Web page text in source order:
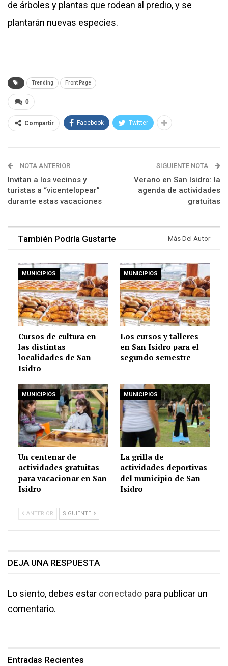
de árboles y plantas que rodean al predio, y se
plantarán nuevas especies.
Trending Front Page
0
Compartir Facebook Twitter
NOTA ANTERIOR
Invitan a los vecinos y
turistas a “vicentelopear”
durante estas vacaciones
SIGUIENTE NOTA
Verano en San Isidro: la
agenda de actividades
gratuitas
También Podría Gustarte Más Del Autor
MUNICIPIOS
Cursos de cultura en
las distintas
localidades de San
Isidro
MUNICIPIOS
Los cursos y talleres
en San Isidro para el
segundo semestre
MUNICIPIOS
Un centenar de
actividades gratuitas
para vacacionar en San
Isidro
MUNICIPIOS
La grilla de
actividades deportivas
del municipio de San
Isidro
ANTERIOR SIGUIENTE
DEJA UNA RESPUESTA
Lo siento, debes estar conectado para publicar un
comentario.
Entradas Recientes